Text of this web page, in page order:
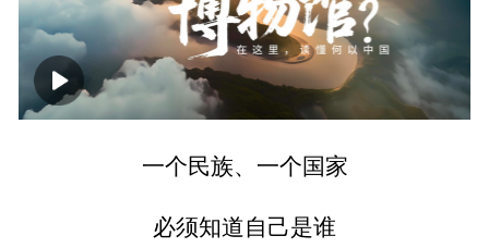
00:00 01:53
一个民族、一个国家
必须知道自己是谁